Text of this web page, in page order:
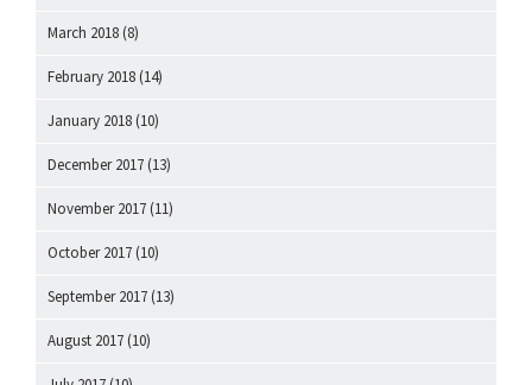
March 2018 (8)
February 2018 (14)
January 2018 (10)
December 2017 (13)
November 2017 (11)
October 2017 (10)
September 2017 (13)
August 2017 (10)